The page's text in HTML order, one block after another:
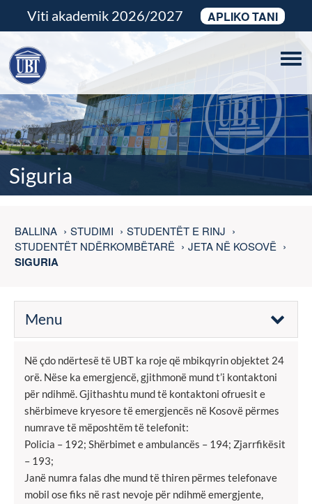
Viti akademik 2026/2027 APLIKO TANI
Siguria
BALLINA STUDIMI
STUDENTËT E RINJ
STUDENTËT NDËRKOMBËTARË
JETA NË KOSOVË
SIGURIA
Menu
Në çdo ndërtesë të UBT ka roje që mbikqyrin objektet 24
orë. Nëse ka emergjencë, gjithmonë mund t’i kontaktoni
për ndihmë. Gjithashtu mund të kontaktoni ofruesit e
shërbimeve kryesore të emergjencës në Kosovë përmes
numrave të mëposhtëm të telefonit:
Policia – 192; Shërbimet e ambulancës – 194; Zjarrfikësit
– 193;
Janë numra falas dhe mund të thiren përmes telefonave
mobil ose fiks në rast nevoje për ndihmë emergjente,